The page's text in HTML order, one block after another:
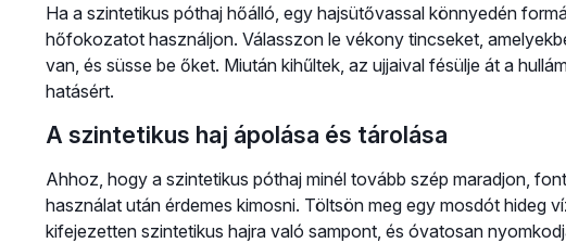
Ha a szintetikus póthaj hőálló, egy hajsütővassal könnyedén
hőfokozatot használjon. Válasszon le vékony tincseket,
van, és süsse be őket. Miután kihűltek, az ujjaival fésülje át a
hatásért.
A szintetikus haj ápolása és tárolása
Ahhoz, hogy a szintetikus póthaj minél tovább szép maradjon,
használat után érdemes kimosni. Töltsön meg egy mosdót hideg
kifejezetten szintetikus hajra való sampont, és óvatosan